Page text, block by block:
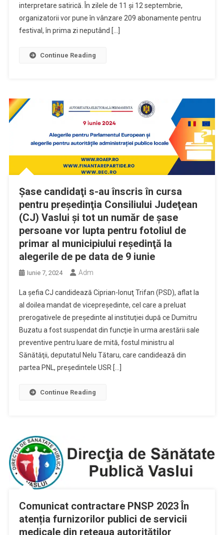
interpretare satirică. În zilele de 11 şi 12 septembrie,
organizatorii vor pune în vânzare 209 abonamente pentru
festival, în prima zi neputând […]
Continue Reading
Şase candidaţi s-au înscris în cursa
pentru preşedinţia Consiliului Judeţean
(CJ) Vaslui şi tot un număr de şase
persoane vor lupta pentru fotoliul de
primar al municipiului reşedinţă la
alegerile de pe data de 9 iunie
Iunie 7, 2024 Adm
La şefia CJ candidează Ciprian-Ionuţ Trifan (PSD), aflat la
al doilea mandat de vicepreşedinte, cel care a preluat
prerogativele de preşedinte al instituţiei după ce Dumitru
Buzatu a fost suspendat din funcţie în urma arestării sale
preventive pentru luare de mită, fostul ministru al
Sănătăţii, deputatul Nelu Tătaru, care candidează din
partea PNL, preşedintele USR […]
Continue Reading
Comunicat contractare PNSP 2023 În
atenția furnizorilor publici de servicii
medicale din rețeaua autorităților